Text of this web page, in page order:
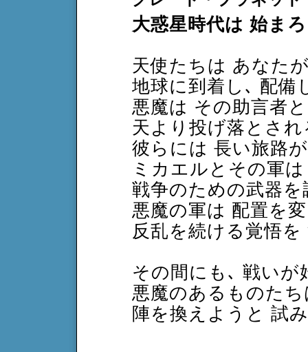
大惑星時代は 始ま
天使たちは あなた
地球に到着し､ 配備
悪魔は その助言者
天より投げ落とさ
彼らには 長い旅路
ミカエルとその軍
戦争のための武器
悪魔の軍は 配置を
反乱を続ける覚悟
その間にも､ 戦いが
悪魔のあるものた
陣を換えようと 試